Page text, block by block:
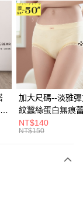
無須另外申請。
加大尺碼--淡雅
紋蠶絲蛋白無痕
角內褲(白.粉.藍.
3L)-L28眼圈熊中
NT$140
NT$150